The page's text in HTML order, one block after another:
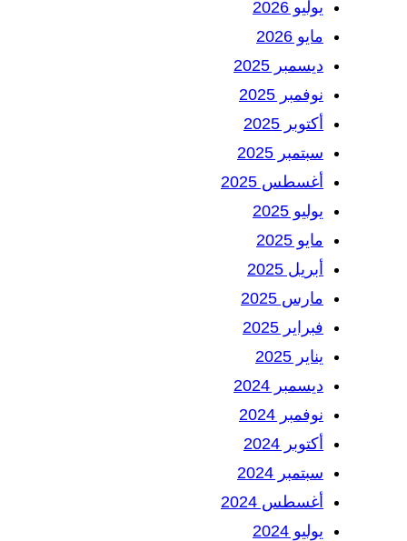
يوليو 2026
مايو 2026
ديسمبر 2025
نوفمبر 2025
أكتوبر 2025
سبتمبر 2025
أغسطس 2025
يوليو 2025
مايو 2025
أبريل 2025
مارس 2025
فبراير 2025
يناير 2025
ديسمبر 2024
نوفمبر 2024
أكتوبر 2024
سبتمبر 2024
أغسطس 2024
يوليو 2024